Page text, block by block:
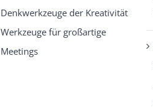
Denkwerkzeuge der Kreativität
Werkzeuge für großartige
Meetings